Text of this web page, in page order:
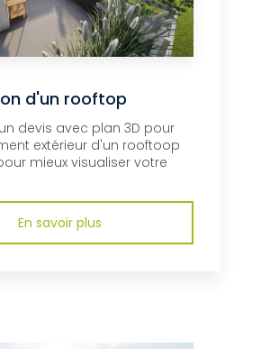
d'un rooftop
devis avec plan 3D pour
extérieur d'un rooftoop
mieux visualiser votre
En savoir plus